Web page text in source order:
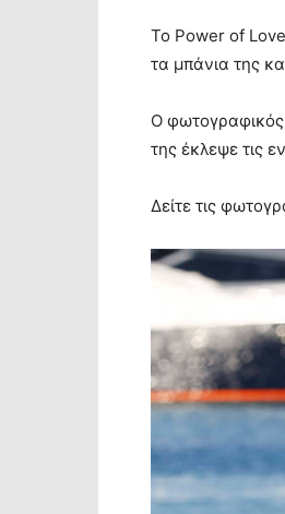
Το Power of Love
τα μπάνια της
Ο φωτογραφικός
της έκλεψε τις
Δείτε τις